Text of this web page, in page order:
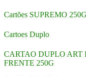
Cartões SUPREMO 250G
Cartoes Duplo
CARTAO DUPLO
FRENTE 250G